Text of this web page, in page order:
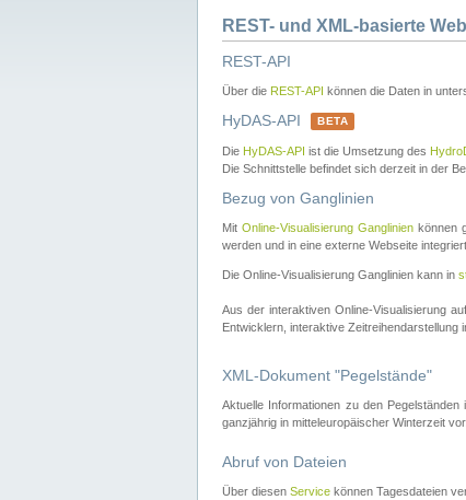
REST- und XML-basierte
REST-API
Über die REST-API können die Daten in
HyDAS-API BETA
Die HyDAS-API ist die Umsetzung des
Die Schnittstelle befindet sich derzeit in der
Bezug von Ganglinien
MitOnline-Visualisierung Ganglinien können
werden und in eine externe Webseite
Die Online-Visualisierung Ganglinien kann in
Aus der interaktiven Online-Visualisierung
Entwicklern, interaktive Zeitreihendarstellung
XML-Dokument "Pegelstände"
Aktuelle Informationen zu den
ganzjährig in mitteleuropäischer Winterzeit vor.
Abruf von Dateien
Über diesen Service können Tagesdateien